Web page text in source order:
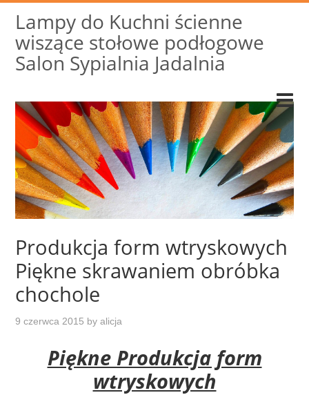
Lampy do Kuchni ścienne
wiszące stołowe podłogowe
Salon Sypialnia Jadalnia
Produkcja form wtryskowych
Piękne skrawaniem obróbka
chochole
9 czerwca 2015 byalicja
Piękne Produkcja form
wtryskowych